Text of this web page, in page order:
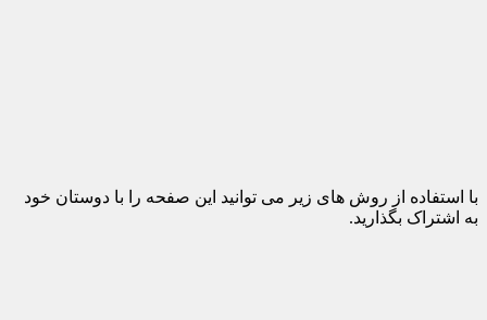
با استفاده از روش های زیر می توانید این صفحه را با دوستان خود
به اشتراک بگذارید.